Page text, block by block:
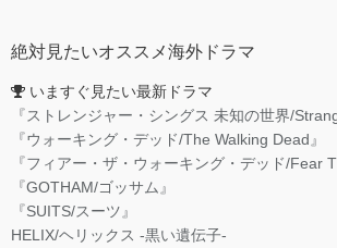
絶対見たいオススメ海外ドラマ
いますぐ見たい最新ドラマ
『ストレンジャー・シングス 未知の世界/
『ウォーキング・デッド/The Walking Dead』
『フィアー・ザ・ウォーキング・デッド/Fear
『GOTHAM/ゴッサム』
『SUITS/スーツ』
HELIX/ヘリックス -黒い遺伝子-